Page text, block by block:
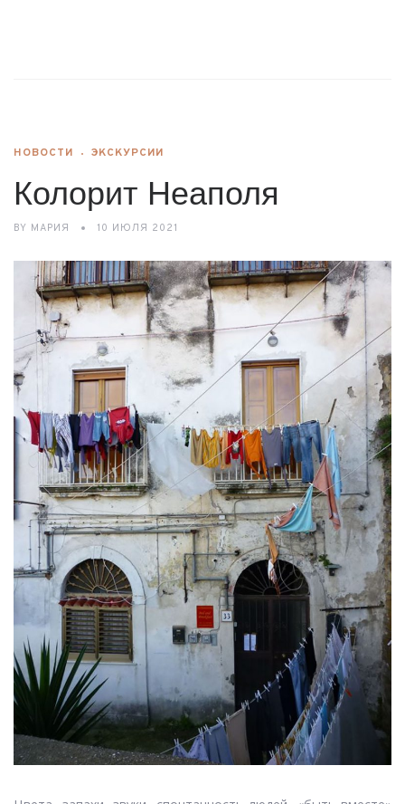
НОВОСТИ ЭКСКУРСИИ
Колорит Неаполя
BY МАРИЯ 10 ИЮЛЯ 2021